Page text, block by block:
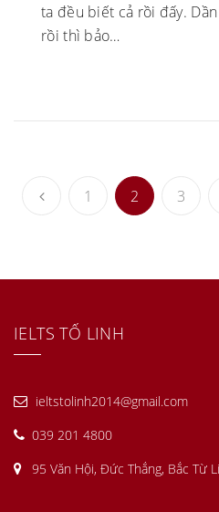
ta đều biết cả rồi đấy.
rồi thì bảo…
1 2 3
IELTS TỐ LINH
ieltstolinh2014@gmail.com
039 201 4800
95 Văn Hội, Đức Thắng, Bắc Từ